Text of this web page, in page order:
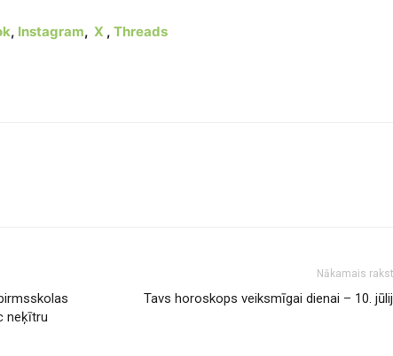
, Instagram, X , Threads
neķītru
Nākamais
Tavs horoskops veiksmīgai dienai – 10.